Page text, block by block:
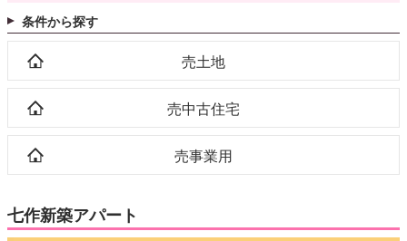
条件から探す
売土地
売中古住宅
売事業用
七作新築アパート